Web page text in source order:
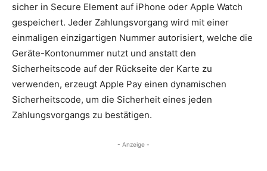
sicher in Secure Element auf iPhone oder Apple Watch
gespeichert. Jeder Zahlungsvorgang wird mit einer
einmaligen einzigartigen Nummer autorisiert, welche die
Geräte-Kontonummer nutzt und anstatt den
Sicherheitscode auf der Rückseite der Karte zu
verwenden, erzeugt Apple Pay einen dynamischen
Sicherheitscode, um die Sicherheit eines jeden
Zahlungsvorgangs zu bestätigen.
- Anzeige -